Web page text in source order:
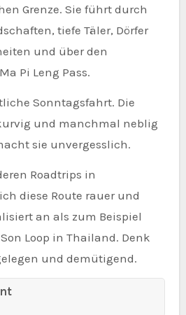
Grenze. Sie führt durch
tiefe Täler, Dörfer
und über den
Pi Leng Pass.
Sonntagsfahrt. Die
und manchmal neblig
sie unvergesslich.
Roadtrips in
diese Route rauer und
an als zum Beispiel
Loop in Thailand. Denk
und demütigend.